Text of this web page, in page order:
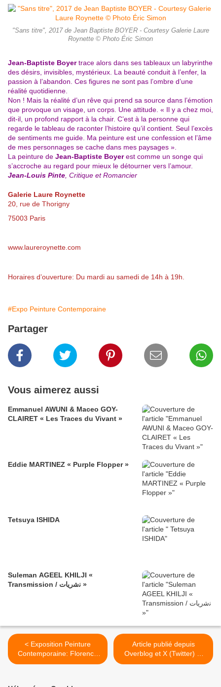
"Sans titre", 2017 de Jean Baptiste BOYER - Courtesy Galerie Laure
Roynette © Photo Éric Simon
Jean-Baptiste Boyertrace alors dans ses tableaux un labyrinthe
des désirs, invisibles, mystérieux. La beauté conduit à l’enfer, la
passion à l’abandon. Ces figures ne sont pas l’ombre d’une
réalité quotidienne.
Non ! Mais la réalité d’un rêve qui prend sa source dans l’émotion
que provoque un visage, un corps. Une attitude. « Il y a chez moi,
dit-il, un profond rapport à la chair. C’est à la personne qui
regarde le tableau de raconter l’histoire qu’il contient. Seul l’excès
de sentiments me guide. Ma peinture est une confession et l’âme
de mes personnages se cache dans mes paysages ».
La peinture de Jean-Baptiste Boyerest comme un songe qui
s’accroche au regard pour mieux le détourner vers l’amour.
Jean-Louis Pinte , Critique et Romancier
Galerie Laure Roynette
20, rue de Thorigny
75003 Paris
www.laureroynette.com
Horaires d’ouverture: Du mardi au samedi de 14h à 19h.
#Expo Peinture Contemporaine
Partager
Vous aimerez aussi
Emmanuel AWUNI & Maceo GOY-
CLAIRET « Les Traces du Vivant »
Eddie MARTINEZ « Purple Flopper »
Tetsuya ISHIDA
Suleman AGEEL KHILJI «
Transmission / ﻧﺷرﯾﺎت »
< Exposition Peinture
Contemporaine: Florence
OBRECHT « Folklores »
Article publié depuis
Overblog et X (Twitter) et
LK >